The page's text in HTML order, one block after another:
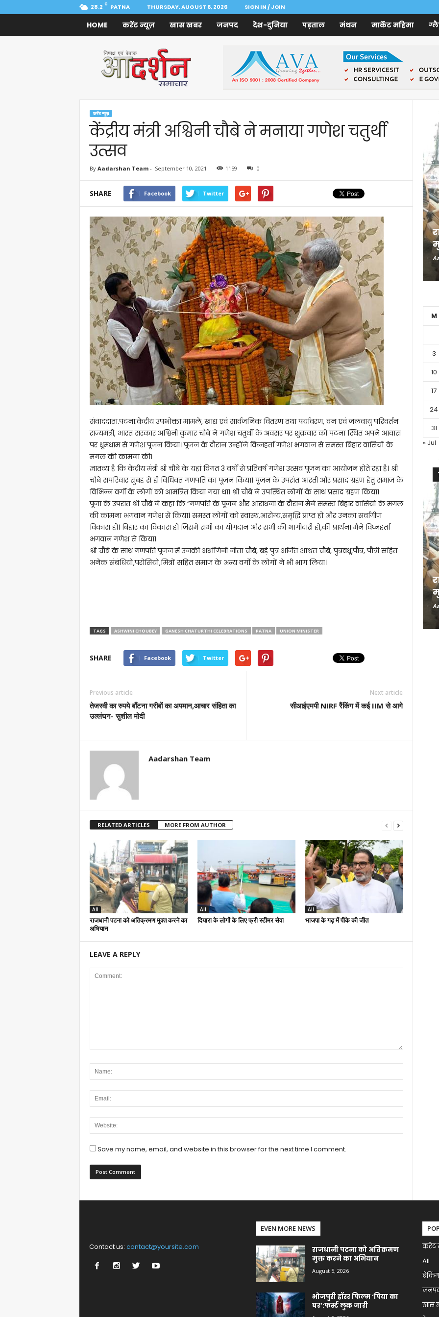
28.2 C PATNA THURSDAY, AUGUST 6, 2026 SIGN IN / JOIN
HOME करेंट न्यूज़ खास खबर जनपद देश-दुनिया पड़ताल मंथन मार्केट महिमा
Samachar
करेंट न्यूज़
केंद्रीय मंत्री अश्विनी चौबे ने मनाया गणेश चतुर्थी
उत्सव
By Aadarshan Team- September 10, 2021 1159 0
SHARE Facebook Twitter
संवाददाता.पटना.केंद्रीय उपभोक्ता मामले, खाद्य एवं सार्वजनिक वितरण तथा पर्यावरण, वन एवं जलवायु परिवर्तन
राज्यमंत्री, भारत सरकार अश्विनी कुमार चौबे ने गणेश चतुर्थी के अवसर पर शुक्रवार को पटना स्थित अपने आवास
पर धूमधाम से गणेश पूजन किया। पूजन के दौरान उन्होंने विघ्नहर्ता गणेश भगवान से समस्त बिहार वासियों के
मंगल की कामना की।
ज्ञातव्य है कि केंद्रीय मंत्री श्री चौबे के यहां विगत 3 वर्षों से प्रतिवर्ष गणेश उत्सव पूजन का आयोजन होते रहा है। श्री
चौबे सपरिवार सुबह से ही विधिवत गणपति का पूजन किया। पूजन के उपरांत आरती और प्रसाद ग्रहण हेतु समाज के
विभिन्न वर्गों के लोगों को आमंत्रित किया गया था। श्री चौबे ने उपस्थित लोगों के साथ प्रसाद ग्रहण किया।
पूजा के उपरांत श्री चौबे ने कहा कि “गणपति के पूजन और आराधना के दौरान मैंने समस्त बिहार वासियों के मंगल
की कामना भगवान गणेश से किया। समस्त लोगों को स्वास्थ,आरोग्य,समृद्धि प्राप्त हो और उनका सर्वांगीण
विकास हो। बिहार का विकास हो जिसमें सभी का योगदान और सभी की भागीदारी हो,की प्रार्थना मैने विघ्नहर्ता
भगवान गणेश से किया।
श्री चौबे के साथ गणपति पूजन में उनकी अर्धांगिनी नीता चौबे, बड़े पुत्र अर्जित शाश्वत चौबे, पुत्रवधू,पौत्र, पौत्री सहित
अनेक संबंधियों,परोसियों,मित्रों सहित समाज के अन्य वर्गों के लोगों ने भी भाग लिया।
TAGS ASHWINI CHOUBEY GANESH CHATURTHI CELEBRATIONS PATNA UNION MINISTER
SHARE Facebook Twitter
Previous article
तेजस्वी का रुपये बाँटना गरीबों का अपमान,आचार संहिता का
उल्लंघन- सुशील मोदी
Next article
सीआईएमपी NIRF रैंकिंग में कई IIM से आगे
Aadarshan Team
RELATED ARTICLES MORE FROM AUTHOR
All
राजधानी पटना को अतिक्रमण मुक्त करने का
अभियान
All
दियारा के लोगों के लिए फ्री स्टीमर सेवा
All
भाजपा के गढ़ में पीके की जीत
LEAVE A REPLY
Save my name, email, and website in this browser for the next time I comment.
M
3
10
17
24
31
« Jul
Contact us: contact@yoursite.com
EVEN MORE NEWS
राजधानी पटना को अतिक्रमण
मुक्त करने का अभियान
August 5, 2026
भोजपुरी हॉरर फिल्म ‘पिया का
घर’:फर्स्ट लुक जारी
करेंट
All
खास